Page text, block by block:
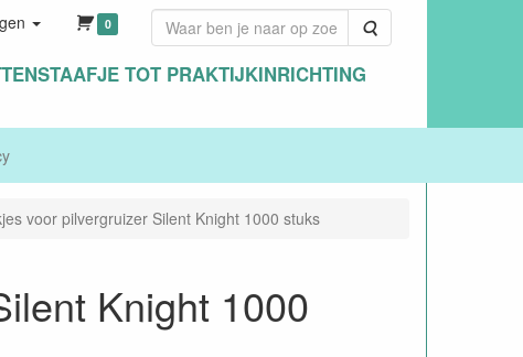
TOT PRAKTIJKINRICHTING
0 Zoeken
voor pilvergruizer Silent Knight 1000 stuks
Knight 1000